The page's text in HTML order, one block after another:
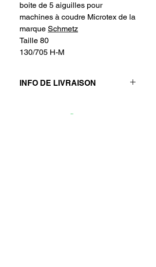
boite de 5 aiguilles pour
machines à coudre Microtex de la
marque Schmetz
Taille 80
130/705 H-M
INFO DE LIVRAISON